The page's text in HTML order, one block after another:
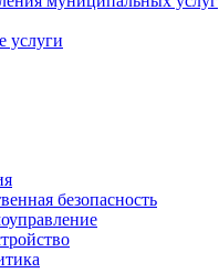
услуги
безопасность